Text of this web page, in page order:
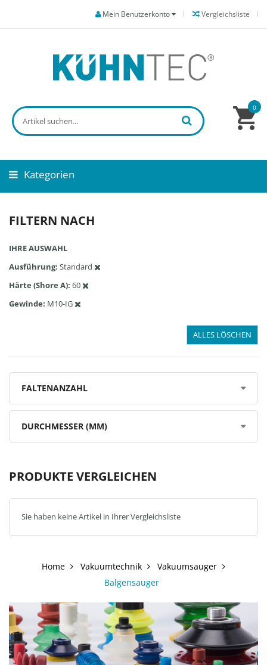
Vergleichsliste
Mein Benutzerkonto
0
Kategorien
FILTERN NACH
IHRE AUSWAHL
Ausführung Standard
Härte (Shore A) 60
Gewinde M10-IG
ALLES LÖSCHEN
FALTENANZAHL
DURCHMESSER (MM)
PRODUKTE VERGLEICHEN
Sie haben keine Artikel in Ihrer Vergleichsliste
Home Vakuumtechnik
Vakuumsauger
Balgensauger